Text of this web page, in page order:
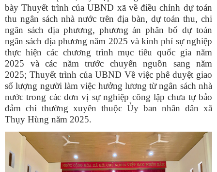
bàyThuyết trình của UBND xã vềđiều chỉnh dự toán
thu ngân sách nhà nước trên địa bàn, dự toán thu, chi
ngân sách địa phương, phương án phân bổ dự toán
ngân sách địa phương năm 2025 và kinh phí sự nghiệp
thực hiện các chương trình mục tiêu quốc gia năm
2025 và các năm trước chuyển nguồn sang năm
2025; Thuyết trình của UBND Về việc phê duyệt giao
số lượng người làm việc hưởng lương từ ngân sách nhà
nước trong các đơn vị sự nghiệp công lập chưa tự bảo
đảm chi thường xuyên thuộc Ủy ban nhân dân xã
Thụy Hùng năm 2025.